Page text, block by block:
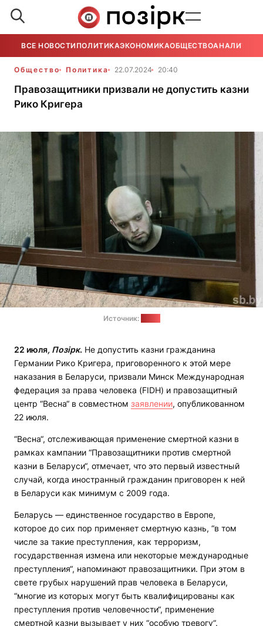
ВСЕ НОВОСТИ ПОЛИТИКАЭКОНОМИКАОБЩЕСТВОАНАЛИТИКА
Общество Политика 22.07.2024 20:40
Правозащитники призвали не допустить казни
Рико Кригера
Источник:
22 июля, Позірк. Не допустить казни гражданина
Германии Рико Кригера, приговоренного к этой мере
наказания в Беларуси, призвали Минск Международная
федерация за права человека (FIDH) и правозащитный
центр “Весна“ в совместном заявлении, опубликованном
22 июля.
“Весна“, отслеживающая применение смертной казни в
рамках кампании “Правозащитники против смертной
казни в Беларуси“, отмечает, что это первый известный
случай, когда иностранный гражданин приговорен к ней
в Беларуси как минимум с 2009 года.
Беларусь — единственное государство в Европе,
которое до сих пор применяет смертную казнь, “в том
числе за такие преступления, как терроризм,
государственная измена или некоторые международные
преступления“, напоминают правозащитники. При этом в
свете грубых нарушений прав человека в Беларуси,
“многие из которых могут быть квалифицированы как
преступления против человечности“, применение
смертной казни вызывает у них “особую тревогу“.